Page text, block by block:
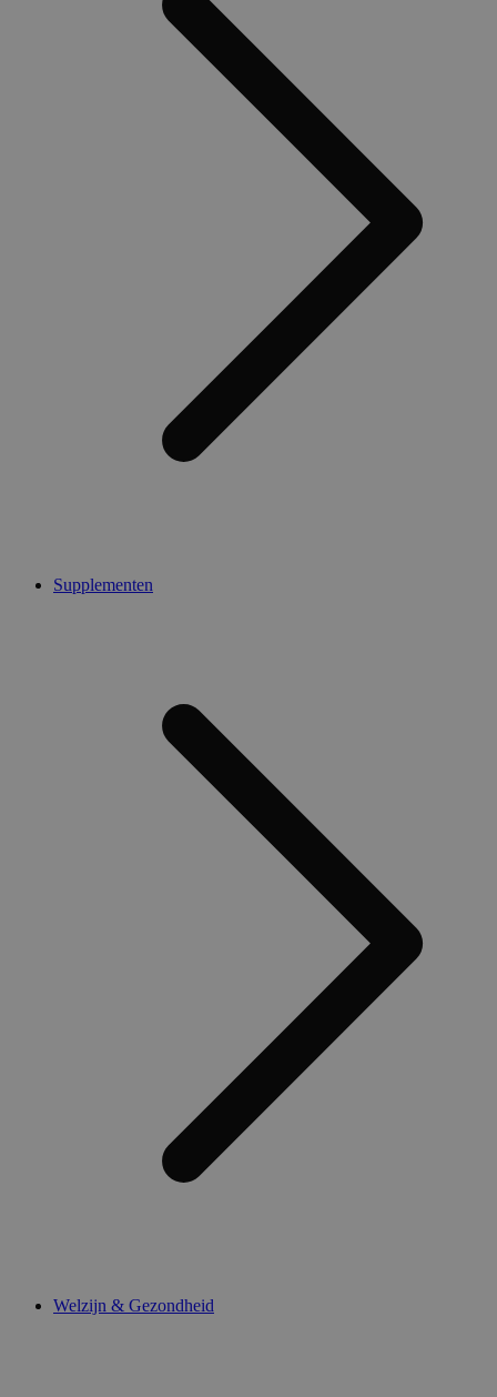
Supplementen
Welzijn & Gezondheid